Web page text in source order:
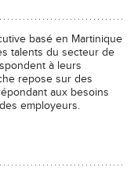
basé en Martinique
talents du secteur de
à leurs
repose sur des
aux besoins
employeurs.